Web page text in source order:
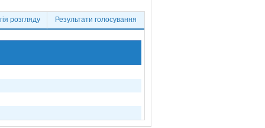
розгляду Результати голосування